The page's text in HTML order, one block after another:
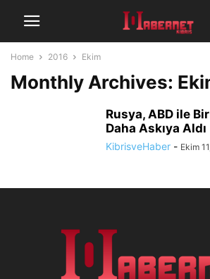
Home 2016 Ekim
Monthly Archives:
Rusya, ABD ile
Daha Askıya Aldı
KibrisveHaber - Ekim